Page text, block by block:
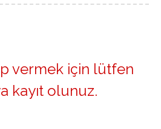
vermek için lütfen
kayıt olunuz.